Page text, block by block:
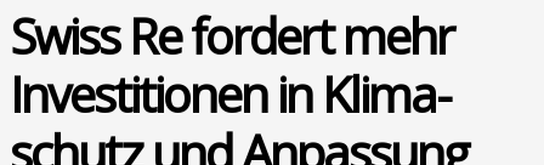
Swiss Re for­dert mehr
Inves­ti­tio­nen in Kli­ma­